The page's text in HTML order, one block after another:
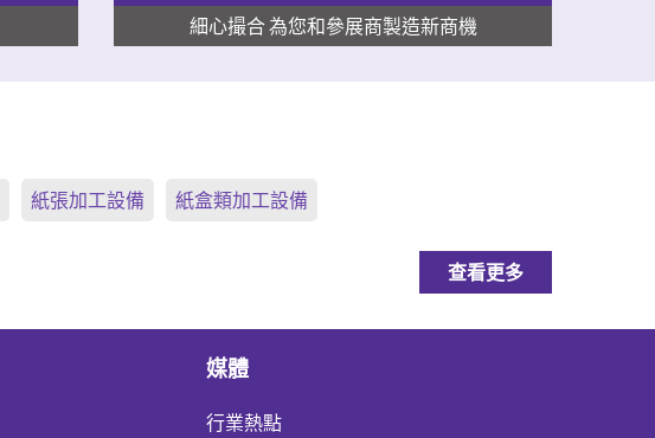
細心撮合 為您和參展商製造新商機
紙張加工設備 紙盒類加工設備
查看更多
媒體
行業熱點